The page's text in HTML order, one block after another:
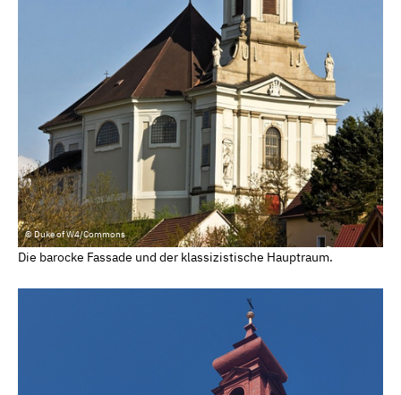
© Duke of W4/Commons
Die barocke Fassade und der klassizistische Hauptraum.